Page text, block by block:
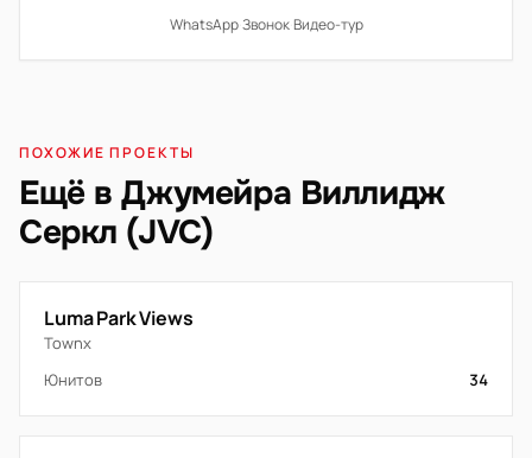
WhatsApp·Звонок·Видео-тур
ПОХОЖИЕ ПРОЕКТЫ
Ещё в Джумейра Виллидж
Серкл (JVC)
Luma Park Views
Townx
Юнитов
34